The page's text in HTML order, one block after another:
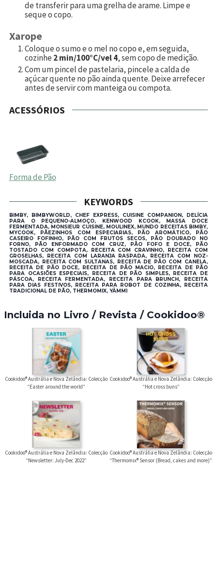
de transferir para uma grelha de arame. Limpe e
seque o copo.
Xarope
Coloque o sumo e o mel no copo e, em seguida,
cozinhe2 min/100°C/vel 4, sem copo de medição.
Com um pincel de pastelaria, pincele a calda de
açúcar quente no pão ainda quente. Deixe arrefecer
antes de servir com manteiga ou compota.
ACESSÓRIOS
Forma de Pão
KEYWORDS
BIMBY, BIMBYWORLD, CHEF EXPRESS, CUISINE COMPANION, DELÍCIA
PARA O PEQUENO-ALMOÇO, KENWOOD KCOOK, MASSA DOCE
FERMENTADA, MONSIEUR CUISINE, MOULINEX, MUNDO RECEITAS BIMBY,
MYCOOK, PÃEZINHOS COM ESPECIARIAS, PÃO AROMÁTICO, PÃO
CASEIRO FOFINHO, PÃO COM FRUTOS SECOS, PÃO DOURADO NO
FORNO, PÃO ENFORMADO COM CRUZ, PÃO FOFO E DOCE, PÃO
TOSTADO COM COMPOTA, RECEITA COM CRAVINHO, RECEITA COM
GROSELHAS, RECEITA COM LARANJA RASPADA, RECEITA COM NOZ-
MOSCADA, RECEITA COM SULTANAS, RECEITA DE PÃO COM CANELA,
RECEITA DE PÃO DOCE, RECEITA DE PÃO MACIO, RECEITA DE PÃO
PARA OCASIÕES ESPECIAIS, RECEITA DE PÃO SIMPLES, RECEITA DE
PÁSCOA, RECEITA FERMENTADA, RECEITA PARA BRUNCH, RECEITA
PARA DIAS FESTIVOS, RECEITA PARA ROBOT DE COZINHA, RECEITA
TRADICIONAL DE PÃO, THERMOMIX, YÄMMI
Incluida no Livro / Revista / Cookidoo®
Cookidoo® Austrália e Nova Zelândia: Colecção
“Easter around the world”
Cookidoo® Austrália e Nova Zelândia: Colecção
“Hot cross buns”
Cookidoo® Austrália e Nova Zelândia: Colecção
“Newsletter: July-Dec 2022”
Cookidoo® Austrália e Nova Zelândia: Colecção
“Thermomix® Sensor (Bread, cakes and more)”